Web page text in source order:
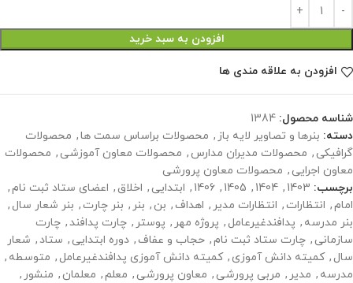
افزودن به سبد خرید
افزودن به علاقه مندی ها
شناسه محصول: 1384
دسته: بنرها و تصاویر لایه باز , محصولات براساس سمت ها, محصولات
گرافیکی , محصولات مدیران مدارس , محصولات معاون آموزشی , محصولات
معاون اجرایی , محصولات معاون پرورشی
برچسب: 1403
,
1404
,
1405
,
1406
, ابتدایی , اخلاق, اعضای ستاد ثبت نام,
امام, انتظارات , انتظارات مدیر , اهداف , بن , بنر , بنر چارت , بنر شعار سال ,
بنر مدرسه , پدافندغیرعامل , پروژه مهر , پوستر , چارت پدافند, چارت
سازمانی , چارت ستاد ثبت نام, حجاب و عفاف , دوره ابتدایی , ستاد , شعار
سال , کمیته دانش آموزی , کمیته دانش آموزی پدافندغیرعامل , متوسطه ,
مدرسه , مدیر , مربی پرورشی , معاون پرورشی , معلم, معلمان , منشور ,